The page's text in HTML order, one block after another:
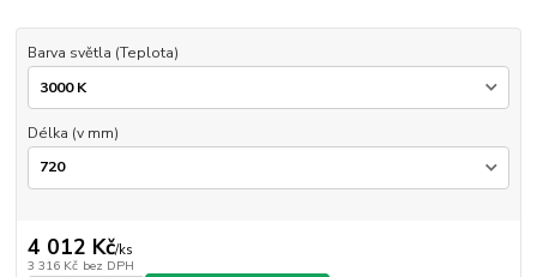
Barva světla (Teplota)
Délka (v mm)
4 012 Kč/ks
3 316 Kč bez DPH